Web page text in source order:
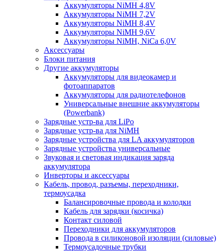
Аккумуляторы NiMH 4,8V
Аккумуляторы NiMH 7,2V
Аккумуляторы NiMH 8,4V
Аккумуляторы NiMH 9,6V
Аккумуляторы NiMH, NiCa 6,0V
Аксессуары
Блоки питания
Другие аккумуляторы
Аккумуляторы для видеокамер и
фотоаппаратов
Аккумуляторы для радиотелефонов
Универсальные внешние аккумуляторы
(Powerbank)
Зарядные устр-ва для LiPo
Зарядные устр-ва для NiMH
Зарядные устройства для LA аккумуляторов
Зарядные устройства универсальные
Звуковая и световая индикация заряда
аккумулятора
Инверторы и аксессуары
Кабель, провод, разъемы, переходники,
термоусадка
Балансировочные провода и колодки
Кабель для зарядки (косичка)
Контакт силовой
Переходники для аккумуляторов
Провода в силиконовой изоляции (силовые)
Термоусадочные трубки